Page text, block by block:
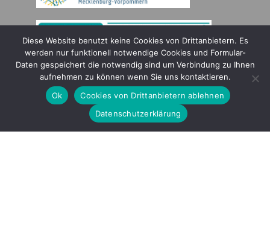
Gefördert durch
Diese Website benutzt keine Cookies von Drittanbietern. Es
werden nur funktionell notwendige Cookies und Formular-
Daten gespeichert die notwendig sind um Verbindung zu Ihnen
aufnehmen zu können wenn Sie uns kontaktieren.
Ok
Cookies von Drittanbietern ablehnen
Datenschutzerklärung